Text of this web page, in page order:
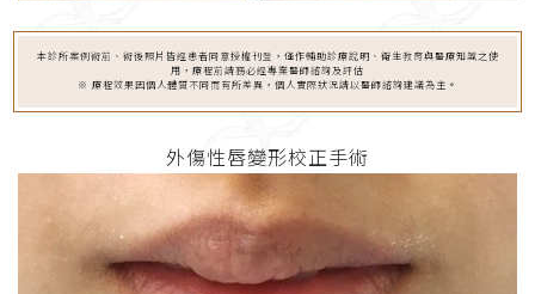
本診所案例術前、術後照片皆經患者同意授權刊登，僅作輔助診療說明、衛生教育與醫療知識之使
用，療程前請務必經專業醫師諮詢及評估
※ 療程效果因個人體質不同而有所差異，個人實際狀況請以醫師諮詢建議為主。
外傷性唇變形校正手術